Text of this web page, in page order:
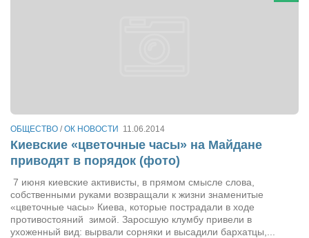
Режиссёры
Художники
Надія Белокур
Анна Гидора
Леонтий Костур
ОБЩЕСТВО /ОК НОВОСТИ 11.06.2014
Киевские «цветочные часы» на Майдане
приводят в порядок (фото)
7 июня киевские активисты, в прямом смысле слова,
собственными руками возвращали к жизни знаменитые
«цветочные часы» Киева, которые пострадали в ходе
противостояний зимой. Заросшую клумбу привели в
ухоженный вид: вырвали сорняки и высадили бархатцы,...